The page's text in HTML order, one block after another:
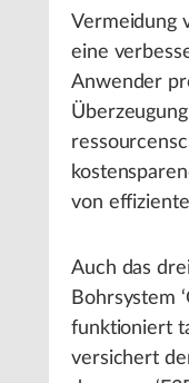
Vermeidung
eine
Anwender
von
Auch das
Bohrsystem
funktioniert
versichert